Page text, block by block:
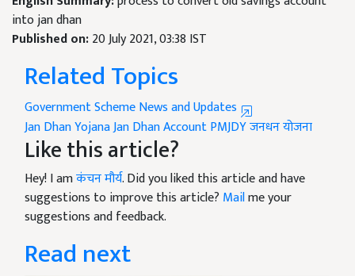
into jan dhan
Published on:20 July 2021, 03:38 IST
Related Topics
Government Scheme News and Updates
Jan Dhan YojanaJan Dhan AccountPMJDYजनधन योजना
Like this article?
Hey! I amकंचन मौर्य. Did you liked this article and have
suggestions to improve this article? Mailme your
suggestions and feedback.
Read next